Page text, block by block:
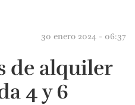
30 enero 2024 - 06:37
de alquiler
4 y 6